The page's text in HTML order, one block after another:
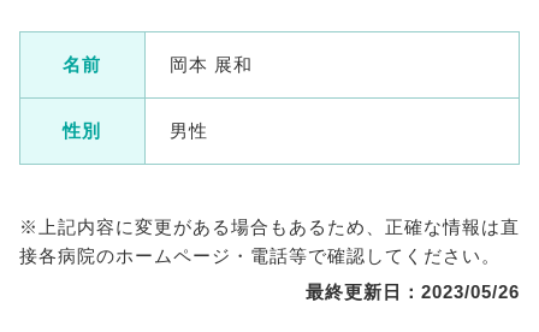
名前 岡本 展和
性別 男性
※上記内容に変更がある場合もあるため、正確な情報は直
接各病院のホームページ・電話等で確認してください。
最終更新日：2023/05/26